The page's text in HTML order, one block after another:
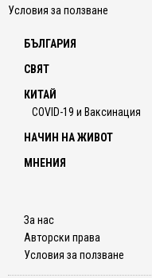
Условия за ползване
БЪЛГАРИЯ
СВЯТ
КИТАЙ
COVID-19 и Ваксинация
НАЧИН НА ЖИВОТ
МНЕНИЯ
За нас
Авторски права
Условия за ползване